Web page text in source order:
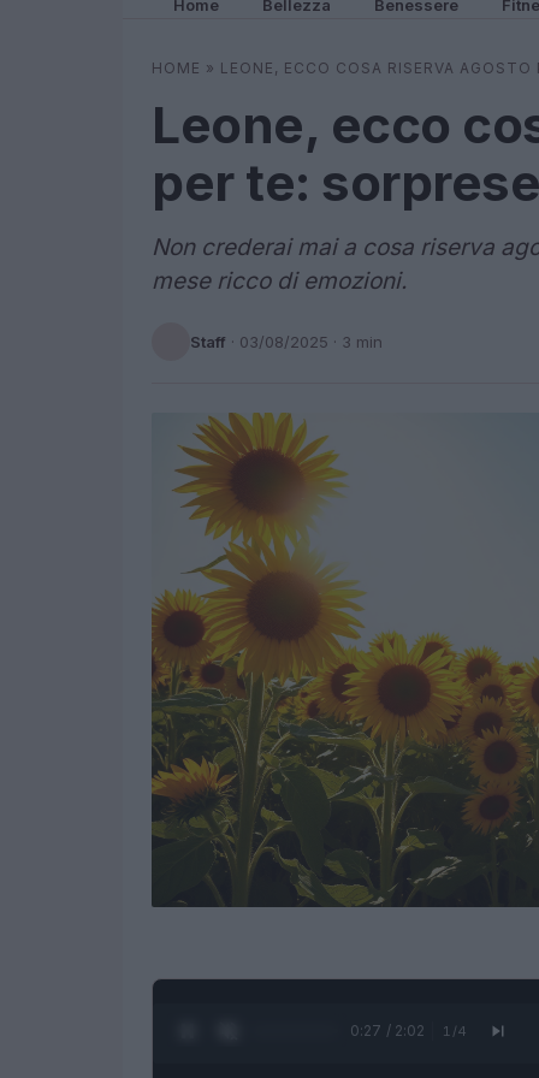
Home Bellezza Benessere
HOME » LEONE, ECCO COSA RISERVA AGOSTO
Leone, ecco
per te:
Non crederai mai a cosa riserva
mese ricco di emozioni.
Staff · 03/08/2025 · 3 min
0:28 / 2:02 1 /4